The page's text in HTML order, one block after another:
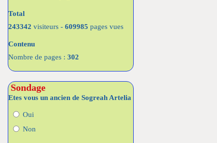
Total
243342 visiteurs - 609985 pages vues
Contenu
Nombre de pages : 302
Sondage
Etes vous un ancien de Sogreah Artelia
Oui
Non